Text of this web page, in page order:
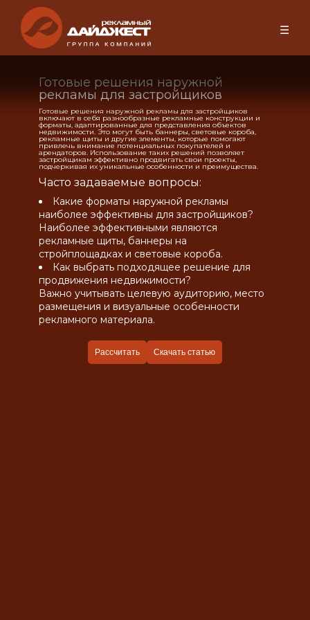
☰
Готовые решения наружной
рекламы для застройщиков
Готовые решения наружной рекламы для застройщиков
включают в себя разнообразные рекламные конструкции и
форматы, адаптированные для представления объектов
недвижимости. Это могут быть баннеры, световые короба,
рекламные щиты и другие элементы, которые помогают
привлечь внимание потенциальных покупателей и
арендаторов. Использование таких решений позволяет
застройщикам эффективно продвигать свои проекты,
подчеркивая их уникальные особенности и преимущества.
Часто задаваемые вопросы:
Какие форматы наружной рекламы
наиболее эффективны для застройщиков?
Наиболее эффективными являются
рекламные щиты, баннеры на
стройплощадках и световые короба.
Как выбрать подходящее решение для
продвижения недвижимости?
Важно учитывать целевую аудиторию, место
размещения и визуальные особенности
рекламного материала.
Рассчитать Скачать статью